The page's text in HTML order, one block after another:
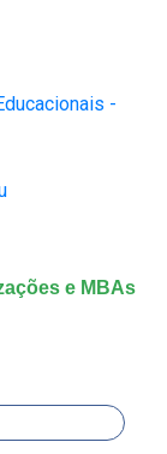
-
e MBAs